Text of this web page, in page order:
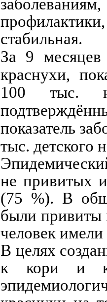
стабильная.
За 9 месяцев
краснухи,
100 тыс.
показатель
тыс. детского
не привитых
(75 %). В
были привиты
человек
В целях
к кори и